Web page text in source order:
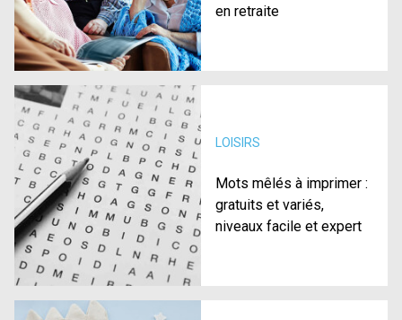
en retraite
LOISIRS
Mots mêlés à imprimer :
gratuits et variés,
niveaux facile et expert